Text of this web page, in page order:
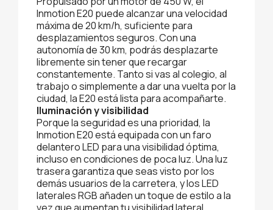
Inmotion E20 puede alcanzar una velocidad
máxima de 20 km/h, suficiente para
desplazamientos seguros. Con una
autonomía de 30 km, podrás desplazarte
libremente sin tener que recargar
constantemente. Tanto si vas al colegio, al
trabajo o simplemente a dar una vuelta por la
ciudad, la E20 está lista para acompañarte.
Iluminación y visibilidad
Porque la seguridad es una prioridad, la
Inmotion E20 está equipada con un faro
delantero LED para una visibilidad óptima,
incluso en condiciones de poca luz. Una luz
trasera garantiza que seas visto por los
demás usuarios de la carretera, y los LED
laterales RGB añaden un toque de estilo a la